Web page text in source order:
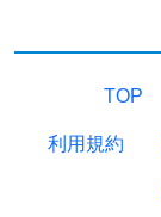
TOP
利用規約